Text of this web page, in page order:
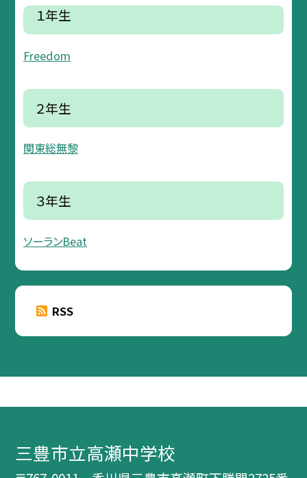
１年生
Freedom
２年生
関東総無黎
３年生
ソーランBeat
RSS
三豊市立高瀬中学校